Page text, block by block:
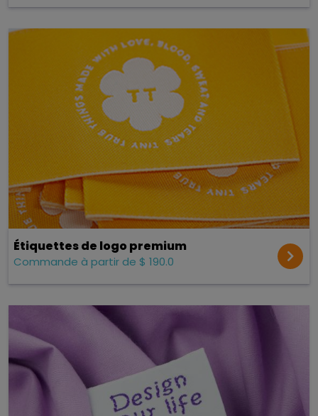
Étiquettes de logo premium
Commande à partir de $ 190.0